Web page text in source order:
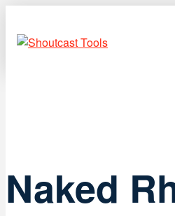
Naked